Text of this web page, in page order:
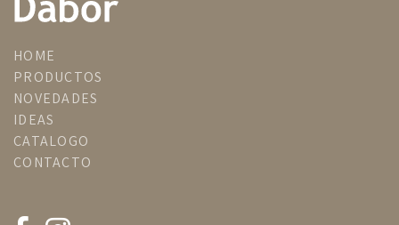
HOME
PRODUCTOS
NOVEDADES
IDEAS
CATALOGO
CONTACTO